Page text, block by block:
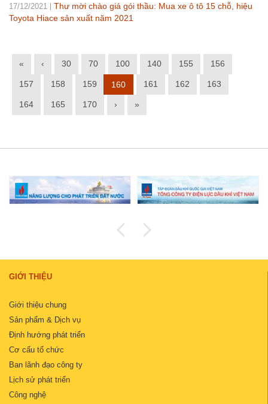
17/12/2021
Thư mời chào giá gói thầu: Mua xe ô tô 15 chỗ, hiệu
Toyota Hiace sản xuất năm 2021
« ‹ 30 70 100 140 155 156
157 158 159 160 161 162 163
164 165 170 › »
GIỚI THIỆU
Giới thiệu chung
Sản phẩm & Dịch vụ
Định hướng phát triển
Cơ cấu tổ chức
Ban lãnh đạo công ty
Lịch sử phát triển
Công nghệ